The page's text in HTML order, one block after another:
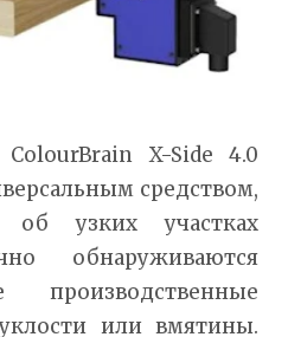
X-Side 4.0
средством,
узких участках
обнаруживаются
или вмятины.